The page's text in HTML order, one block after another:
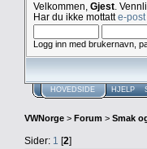
Velkommen, Gjest .
Har du ikke mottatte-post
Logg inn med brukernavn,
HOVEDSIDE HJELP
VWNorge > Forum > Smak
Sider: 1 [2]